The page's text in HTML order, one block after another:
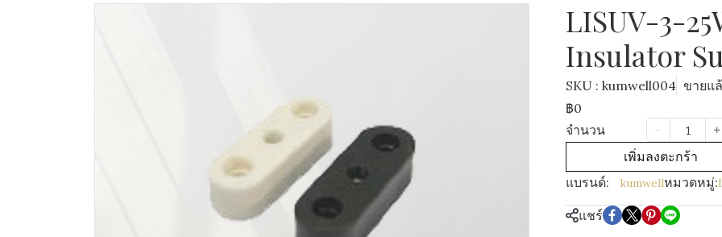
LISUV-3-
Insulator
SKU : kumwell004 ขายแ
฿0
จำนวน
เพิ่มลงตะกร้า
แบรนด์:
kumwellหมวดหมู่:
แชร์